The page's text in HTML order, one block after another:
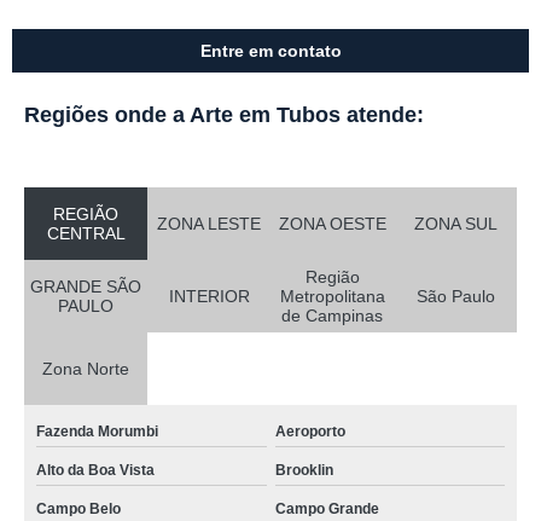
Entre em contato
Regiões onde a Arte em Tubos atende:
REGIÃO
CENTRAL
ZONA LESTE ZONA OESTE ZONA SUL
GRANDE SÃO
PAULO
INTERIOR
Região
Metropolitana
de Campinas
São Paulo
Zona Norte
Fazenda Morumbi Aeroporto
Alto da Boa Vista Brooklin
Campo Belo Campo Grande